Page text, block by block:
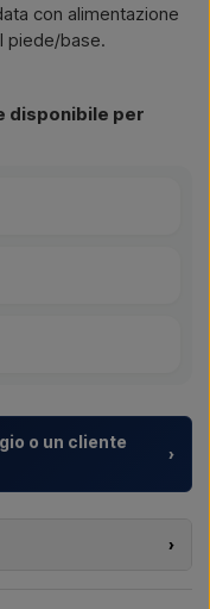
con alimentazione
piede/base.
disponibile per
o un cliente
›
›